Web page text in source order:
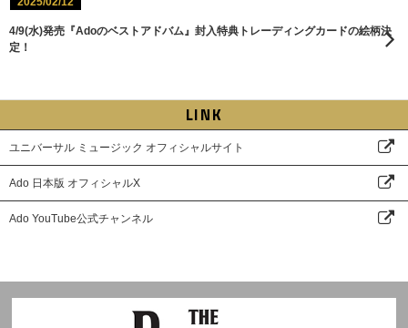
4/9(水)発売『Adoのベストアドバム』封入特典トレーディングカードの絵柄決
定！
LINK
ユニバーサル ミュージック オフィシャルサイト
Ado 日本版 オフィシャルX
Ado YouTube公式チャンネル